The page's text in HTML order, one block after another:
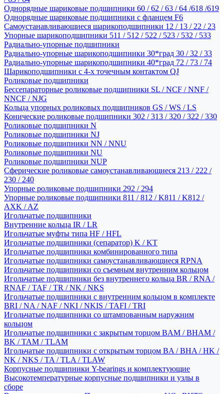
Однорядные шариковые подшипники 60 / 62 / 63 / 64 /618 /619
Однорядные шариковые подшипники с фланцем F6
Самоустанавливающиеся шарикоподшипники 12 / 13 / 22 / 23
Упорные шарикоподшипники 511 / 512 / 522 / 523 / 532 / 533
Радиально-упорные подшипники
Радиально-упорные шарикоподшипники 30*град 30 / 32 / 33
Радиально-упорные шарикоподшипники 40*град 72 / 73 / 74
Шарикоподшипники с 4-х точечным контактом QJ
Роликовые подшипники
Бессепараторные роликовые подшипники SL / NCF / NNF /
NNCF / NJG
Кольца упорных роликовых подшипников GS / WS / LS
Конические роликовые подшипники 302 / 313 / 320 / 322 / 330
Роликовые подшипники N
Роликовые подшипники NJ
Роликовые подшипники NN / NNU
Роликовые подшипники NU
Роликовые подшипники NUP
Сферические роликовые самоустанавливающиеся 213 / 222 /
230 / 240
Упорные роликовые подшипники 292 / 294
Упорные роликовые подшипники 811 / 812 / K811 / K812 /
AXK / AZ
Игольчатые подшипники
Внутренние кольца IR / LR
Игольчатые муфты типа HF / HFL
Игольчатые подшипники (сепаратор) K / KT
Игольчатые подшипники комбинированного типа
Игольчатые подшипники самоустанавливающиеся RPNA
Игольчатые подшипники со съемным внутренним кольцом
Игольчатые подшипники без внутреннего кольца BR / RNA /
RNAF / TAF / TR / NK / NKS
Игольчатые подшипники с внутренним кольцом в комплекте
BRI / NA / NAF / NKI / NKIS / TAFI / TRI
Игольчатые подшипники со штампованным наружним
кольцом
Игольчатые подшипники с закрытым торцом BAM / BHAM /
BK / TAM / TLAM
Игольчатые подшипники с открытым торцом BA / BHA / HK /
NK / NKS / TA / TLA / TLAW
Корпусные подшипники Y-bearings и комплектующие
Высокотемпературные корпусные подшипники и узлы в
сборе